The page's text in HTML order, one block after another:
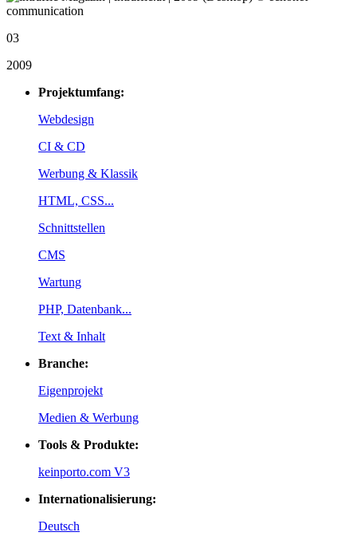
03
2009
Projektumfang:
Webdesign
CI & CD
Werbung & Klassik
HTML, CSS...
Schnittstellen
CMS
Wartung
PHP, Datenbank...
Text & Inhalt
Branche:
Eigenprojekt
Medien & Werbung
Tools & Produkte:
keinporto.com V3
Internationalisierung:
Deutsch